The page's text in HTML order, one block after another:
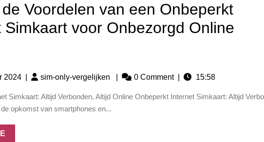
Voordelen van een Onbeperkt
Simkaart voor Onbezorgd Online
2024 sim-only-vergelijken 0 Comment 15:58
opkomst van smartphones en...